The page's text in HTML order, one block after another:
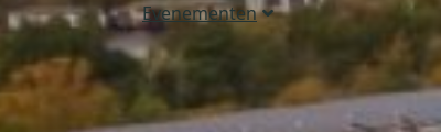
Evenementen